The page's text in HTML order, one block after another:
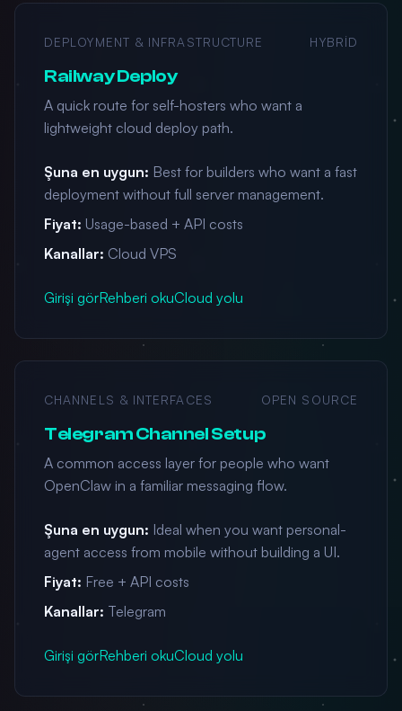
DEPLOYMENT & INFRASTRUCTURE HYBRID
Railway Deploy
A quick route for self-hosters who want a
lightweight cloud deploy path.
Şuna en uygun: Best for builders who want a fast
deployment without full server management.
Fiyat: Usage-based + API costs
Kanallar: Cloud VPS
Girişi görRehberi okuCloud yolu
CHANNELS & INTERFACES OPEN SOURCE
Telegram Channel Setup
A common access layer for people who want
OpenClaw in a familiar messaging flow.
Şuna en uygun: Ideal when you want personal-
agent access from mobile without building a UI.
Fiyat: Free + API costs
Kanallar: Telegram
Girişi görRehberi okuCloud yolu